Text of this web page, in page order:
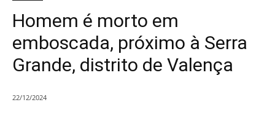
Homem é morto em
emboscada, próximo à Serra
Grande, distrito de Valença
22/12/2024